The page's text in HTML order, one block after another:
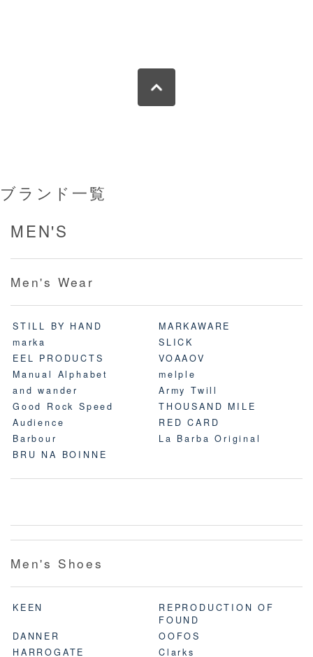
ブランド一覧
MEN'S
Men's Wear
STILL BY HAND
MARKAWARE
marka
SLICK
EEL PRODUCTS
VOAAOV
Manual Alphabet
melple
and wander
Army Twill
Good Rock Speed
THOUSAND MILE
Audience
RED CARD
Barbour
La Barba Original
BRU NA BOINNE
Men's Shoes
KEEN
REPRODUCTION OF
FOUND
DANNER
OOFOS
HARROGATE
Clarks